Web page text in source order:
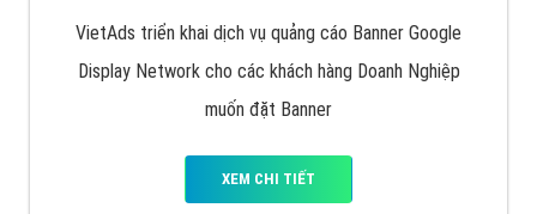
VietAds triển khai dịch vụ quảng cáo Banner Google
Display Network cho các khách hàng Doanh Nghiệp
muốn đặt Banner
XEM CHI TIẾT